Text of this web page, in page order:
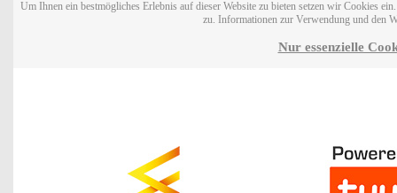
Um Ihnen ein bestmögliches Erlebnis auf dieser Website zu bieten setzen wir Cookies
zu. Informationen zur Verwendung und den
Nur essenzielle